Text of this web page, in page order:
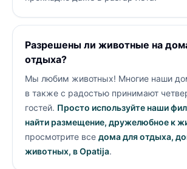
Разрешены ли животные на
отдыха?
Мы любим животных! Многие наши
в также с радостью принимают
гостей. Просто используйте наши
найти размещение, дружелюбное к
просмотрите все дома для отдыха,
животных, в Opatija.